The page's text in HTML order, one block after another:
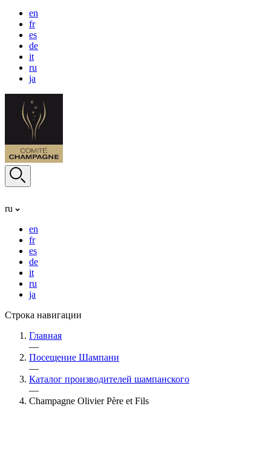
en
fr
es
de
it
ru
ja
ru
en
fr
es
de
it
ru
ja
Строка навигации
Главная
—
Посещение Шампани
—
Каталог производителей шампанского
—
Champagne Olivier Père et Fils